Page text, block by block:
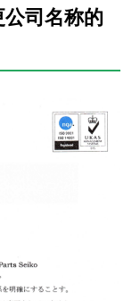
司名称的